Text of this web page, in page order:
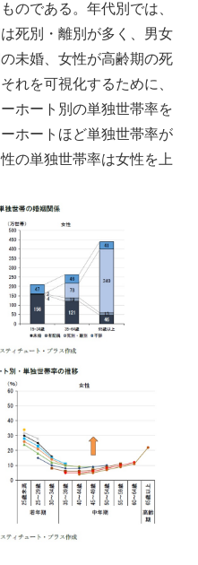
のである。年代別では、
死別・離別が多く、男女
未婚、女性が高齢期の死
れを可視化するために、
ホート別の単独世帯率を
ホートほど単独世帯率が
の単独世帯率は女性を上